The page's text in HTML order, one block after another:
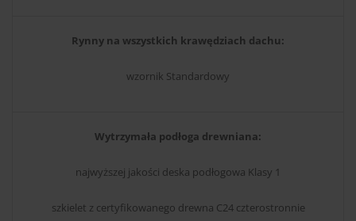
Rynny na wszystkich krawędziach dachu:
wzornik Standardowy
Wytrzymała podłoga drewniana:
najwyższej jakości deska podłogowa Klasy 1
szkielet z certyfikowanego drewna C24 czterostronnie